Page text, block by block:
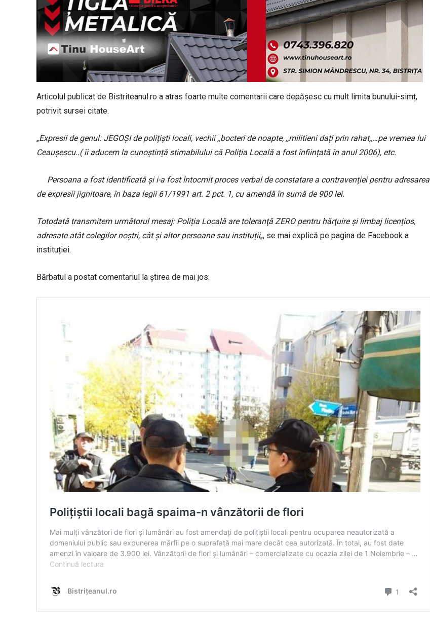
Articolul publicat de Bistriteanul.ro a atras foarte multe comentarii care depășesc cu mult limita bunului-simț,
potrivit sursei citate.
„Expresii de genul: JEGOȘI de polițiști locali, vechii ,,bocteri de noapte, ,,militieni dați prin rahat,,…pe vremea lui
Ceaușescu..( îi aducem la cunoștință stimabilului că Poliția Locală a fost înființată în anul 2006), etc.
Persoana a fost identificată și i-a fost întocmit proces verbal de constatare a contravenției pentru adresarea
de expresii jignitoare, în baza legii 61/1991 art. 2 pct. 1, cu amendă în sumă de 900 lei.
Totodată transmitem următorul mesaj: Poliția Locală are toleranţă ZERO pentru hărţuire și limbaj licențios,
adresate atât colegilor noștri, cât și altor persoane sau instituții„, se mai explică pe pagina de Facebook a
instituției.
Bărbatul a postat comentariul la știrea de mai jos: